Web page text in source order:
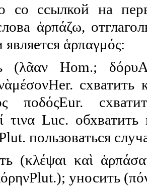
со ссылкой на
ἁρπάζω,
является ἁρπαγμός:
(λᾶαν Hom.;
ποδόςEur.
τινα Luc.
пользоваться
(κλέψαι καὶ
уносить